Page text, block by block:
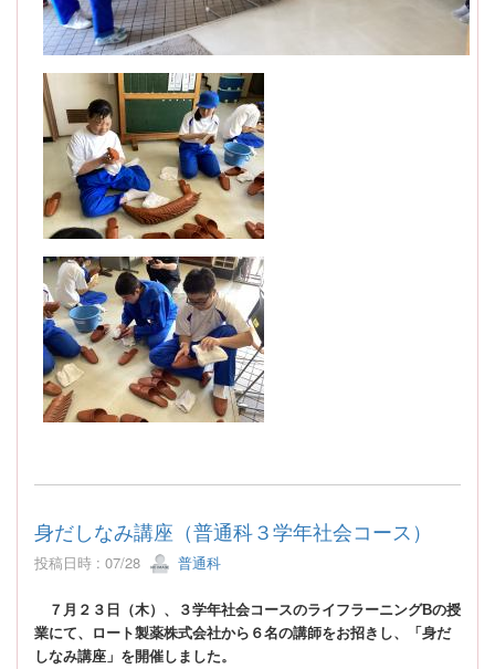
身だしなみ講座（普通科３学年社会コース）
投稿日時 : 07/28 普通科
７月２３日（木）、３学年社会コースのライフラーニングBの授
業にて、ロート製薬株式会社から６名の講師をお招きし、「身だ
しなみ講座」を開催しました。